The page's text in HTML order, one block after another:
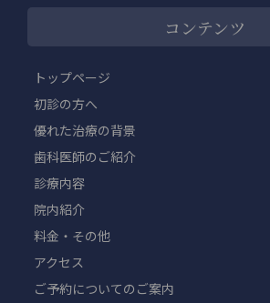
コンテンツ
トップページ
初診の方へ
優れた治療の背景
歯科医師のご紹介
診療内容
院内紹介
料金・その他
アクセス
ご予約についてのご案内